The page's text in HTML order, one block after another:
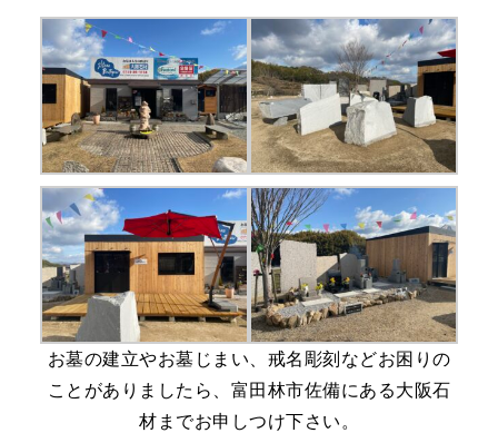
お墓の建立やお墓じまい、戒名彫刻などお困りの
ことがありましたら、富田林市佐備にある大阪石
材までお申しつけ下さい。